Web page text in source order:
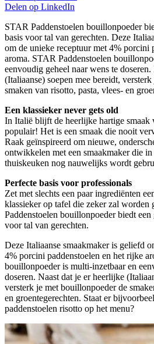
Delen op LinkedIn
STAR Paddenstoelen bouillonpoeder
basis voor tal van gerechten. Deze
om de unieke receptuur met 4% porcini
aroma. STAR Paddenstoelen
eenvoudig geheel naar wens te
(Italiaanse) soepen mee bereidt,
smaken van risotto, pasta, vlees- en
Een klassieker never gets old
In Italië blijft de heerlijke hartige smaak
populair! Het is een smaak die nooit
Raak geïnspireerd om nieuwe,
ontwikkelen met een smaakmaker die
thuiskeuken nog nauwelijks wordt
Perfecte basis voor professionals
Zet met slechts een paar ingrediënten
klassieker op tafel die zeker zal worden
Paddenstoelen bouillonpoeder biedt
voor tal van gerechten.
Deze Italiaanse smaakmaker is geliefd
4% porcini paddenstoelen en het rijke
bouillonpoeder is multi-inzetbaar en
doseren. Naast dat je er heerlijke
versterk je met bouillonpoeder de
en groentegerechten. Staat er
paddenstoelen risotto op het menu?